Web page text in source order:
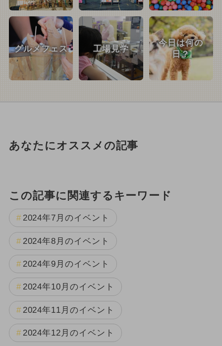
グルメフェス 工場見学
今日は何の
日？
あなたにオススメの記事
この記事に関連するキーワード
2024年7月のイベント
2024年8月のイベント
2024年9月のイベント
2024年10月のイベント
2024年11月のイベント
2024年12月のイベント